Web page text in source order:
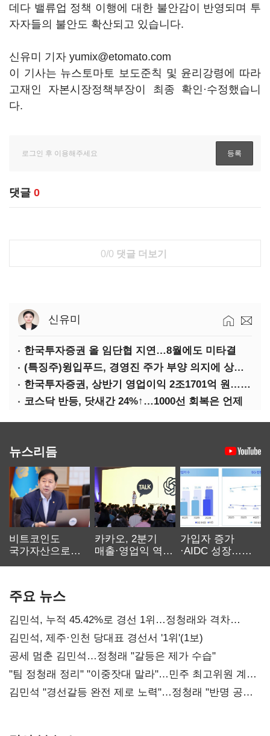
데다 밸류업 정책 이행에 대한 불안감이 반영되며 투
자자들의 불안도 확산되고 있습니다.
신유미 기자 yumix@etomato.com
이 기사는 뉴스토마토 보도준칙 및 윤리강령에 따라
고재인 자본시장정책부장이 최종 확인·수정했습니
다.
댓글 0
0/0 댓글 더보기
신유미
한국투자증권 올 임단협 지연…8월에도 미타결
(특징주)윙입푸드, 경영진 주가 부양 의지에 상한가
한국투자증권, 상반기 영업이익 2조1701억 원… 전년비 89.1%↑
코스닥 반등, 닷새간 24%↑…1000선 회복은 언제
뉴스리듬
비트코인도
국가자산으로…'
카카오, 2분기
매출·영업익 역대
가입자 증가
·AIDC 성장…
주요 뉴스
김민석, 누적 45.42%로 경선 1위…정청래와 격차
0.86%p(2보)
김민석, 제주·인천 당대표 경선서 '1위'(1보)
공세 멈춘 김민석…정청래 "갈등은 제가 수습"
"팀 정청래 정리" "이중잣대 말라"…민주 최고위원 계파
다툼 격화
김민석 "경선갈등 완전 제로 노력"…정청래 "반명 공세